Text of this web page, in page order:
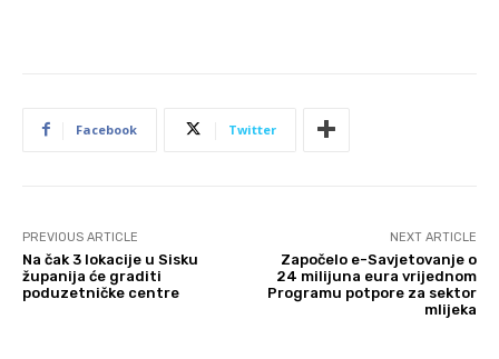
Facebook Twitter
PREVIOUS ARTICLE
Na čak 3 lokacije u Sisku
županija će graditi
poduzetničke centre
NEXT ARTICLE
Započelo e-Savjetovanje o
24 milijuna eura vrijednom
Programu potpore za sektor
mlijeka